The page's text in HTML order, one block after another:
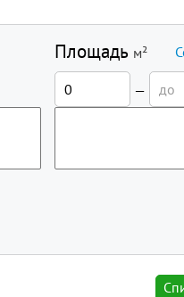
Площадь м²
—